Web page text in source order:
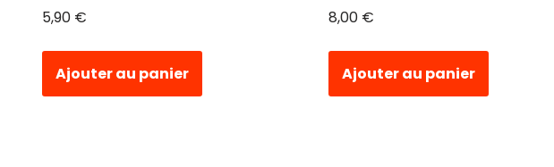
5,90 €
Ajouter au panier
8,00 €
Ajouter au panier